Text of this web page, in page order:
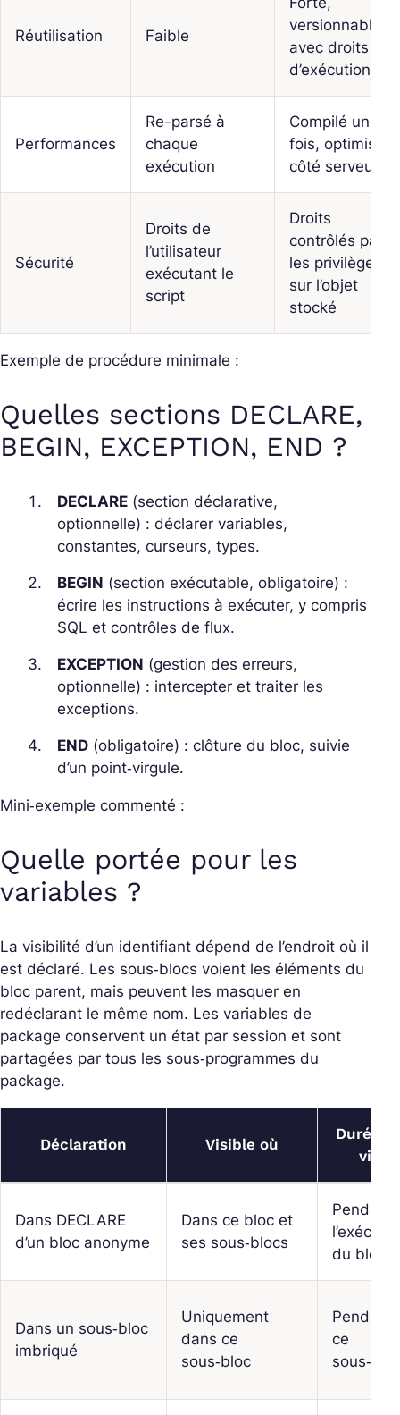
Réutilisation Faible
versionnable,
avec droits
d’exécution
Performances
Re-parsé à
chaque
exécution
Compilé une
fois, optimisé
côté serveur
Sécurité
Droits de
l’utilisateur
exécutant le
script
Droits
contrôlés par
les privilèges
sur l’objet
stocké
Exemple de procédure minimale :
Quelles sections DECLARE,
BEGIN, EXCEPTION, END ?
DECLARE (section déclarative,
optionnelle) : déclarer variables,
constantes, curseurs, types.
BEGIN (section exécutable, obligatoire) :
écrire les instructions à exécuter, y compris
SQL et contrôles de flux.
EXCEPTION (gestion des erreurs,
optionnelle) : intercepter et traiter les
exceptions.
END (obligatoire) : clôture du bloc, suivie
d’un point‑virgule.
Mini‑exemple commenté :
Quelle portée pour les
variables ?
La visibilité d’un identifiant dépend de l’endroit où il
est déclaré. Les sous‑blocs voient les éléments du
bloc parent, mais peuvent les masquer en
redéclarant le même nom. Les variables de
package conservent un état par session et sont
partagées par tous les sous‑programmes du
package.
Déclaration Visible où
Durée
vie
Dans DECLARE
d’un bloc anonyme
Dans ce bloc et
ses sous‑blocs
Pendant
du bloc
Dans un sous‑bloc
imbriqué
Uniquement
dans ce
sous‑bloc
Pendant
ce